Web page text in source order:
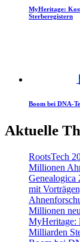
MyHeritage:
Sterberegistern
Boom bei DNA-
Aktuelle
RootsTech
Millionen
Genealogica
mit
Millionen
MyHeritage:
Milliarden